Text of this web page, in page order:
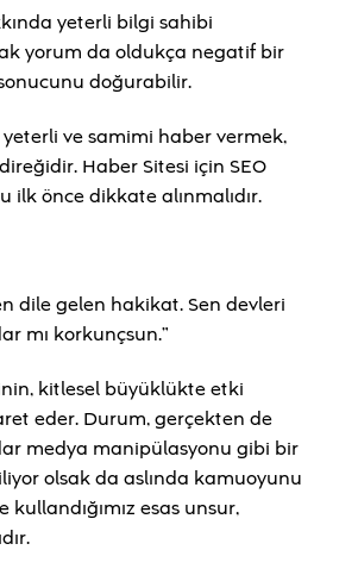
yeterli bilgi sahibi
yorum da oldukça negatif bir
doğurabilir.
ve samimi haber vermek,
Haber Sitesi için SEO
ilk önce dikkate alınmalıdır.
dile gelen hakikat. Sen devleri
mı korkunçsun.”
kitlesel büyüklükte etki
eder. Durum, gerçekten de
medya manipülasyonu gibi bir
olsak da aslında kamuoyunu
esas unsur,